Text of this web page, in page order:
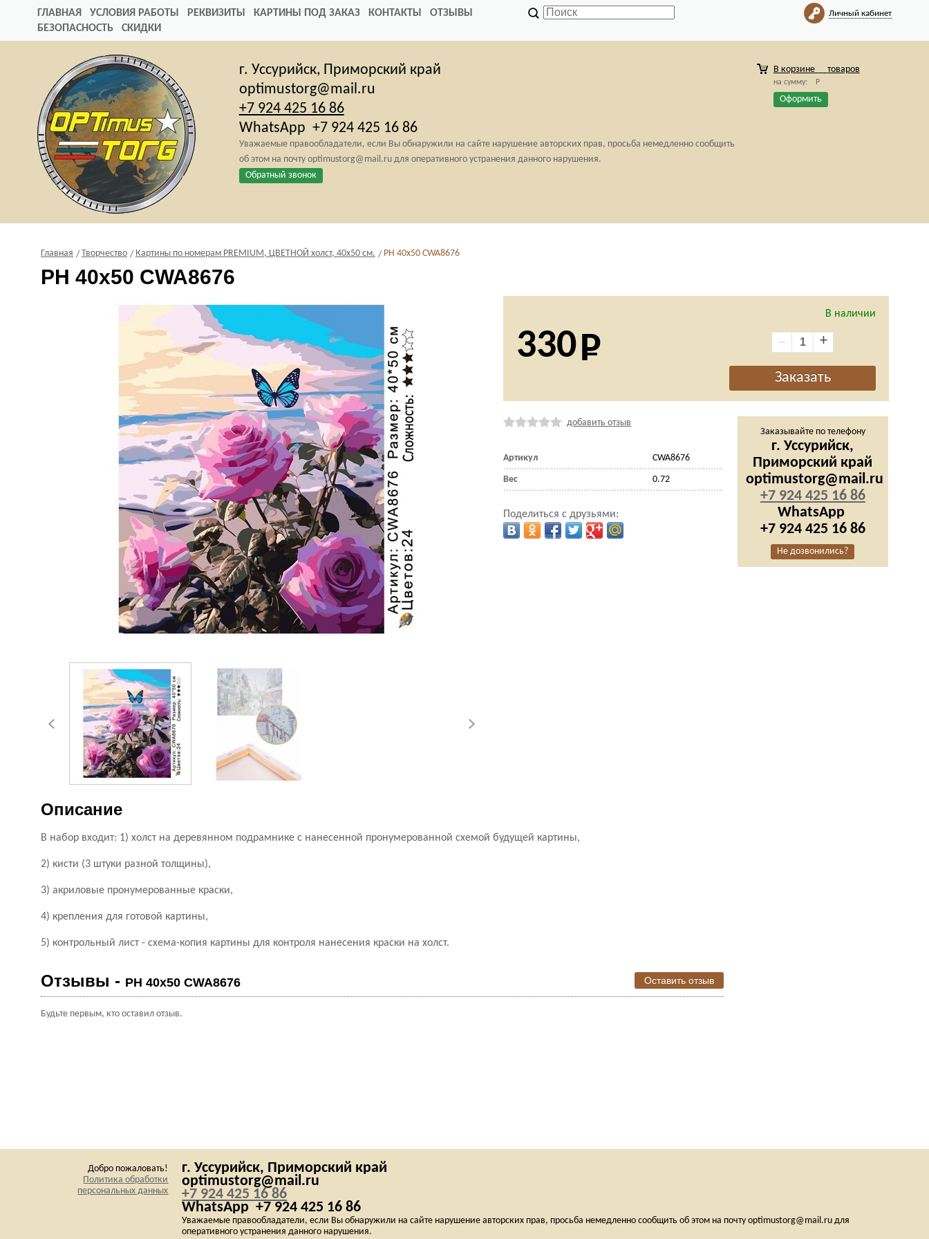
ГЛАВНАЯ УСЛОВИЯ РАБОТЫ РЕКВИЗИТЫ КАРТИНЫ ПОД ЗАКАЗ КОНТАКТЫ
ОТЗЫВЫ
БЕЗОПАСНОСТЬ
СКИДКИ
Личный кабинет
г. Уссурийск, Приморский край
optimustorg@mail.ru
+7 924 425 16 86
WhatsApp +7 924 425 16 86
Уважаемые правообладатели, если Вы обнаружили на сайте нарушение авторских прав, просьба немедленно сообщить
об этом на почту optimustorg@mail.ru для оперативного устранения данного нарушения.
Обратный звонок
В корзине товаров
на сумму: Р
Оформить
Главная Творчество Картины по номерам PREMIUM, ЦВЕТНОЙ холст, 40х50 см. PH 40х50 CWA8676
PH 40х50 CWA8676
В наличии
330 +
добавить отзыв
Артикул CWA8676
Вес 0.72
Поделиться с друзьями:
Описание
В набор входит: 1) холст на деревянном подрамнике с нанесенной пронумерованной схемой будущей картины,
2) кисти (3 штуки разной толщины),
3) акриловые пронумерованные краски,
4) крепления для готовой картины,
5) контрольный лист - схема-копия картины для контроля нанесения краски на холст.
Отзывы - PH 40х50 CWA8676 Оставить отзыв
Будьте первым, кто оставил отзыв.
Заказывайте по телефону
г. Уссурийск,
Приморский край
optimustorg@mail.ru
+7 924 425 16 86
WhatsApp
+7 924 425 16 86
Не дозвонились?
Добро пожаловать!
Политика обработки
персональных данных
г. Уссурийск, Приморский край
optimustorg@mail.ru
+7 924 425 16 86
WhatsApp +7 924 425 16 86
Уважаемые правообладатели, если Вы обнаружили на сайте нарушение авторских прав, просьба немедленно сообщить об этом на почту optimustorg@mail.ru для
оперативного устранения данного нарушения.